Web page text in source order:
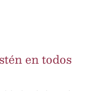
en todos